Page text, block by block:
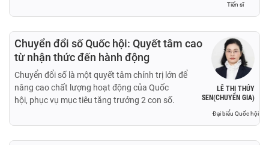
Tiến sĩ
LÊ THỊ THÚY
SEN(CHUYÊN GIA)
Đại biểu Quốc hội
Chuyển đổi số Quốc hội: Quyết tâm cao
từ nhận thức đến hành động
Chuyển đổi số là một quyết tâm chính trị lớn để
nâng cao chất lượng hoạt động của Quốc
hội, phục vụ mục tiêu tăng trưởng 2 con số.